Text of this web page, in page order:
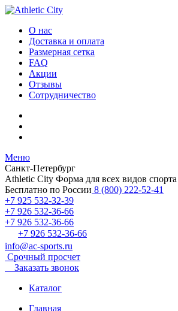
О нас
Доставка и оплата
Размерная сетка
FAQ
Акции
Отзывы
Сотрудничество
Меню
Санкт-Петербург
Athletic City Форма для всех видов спорта
Бесплатно по России 8 (800) 222-52-41
+7 925 532-32-39
+7 926 532-36-66
+7 926 532-36-66
+7 926 532-36-66
info@ac-sports.ru
Срочный просчет
Заказать звонок
Каталог
Главная